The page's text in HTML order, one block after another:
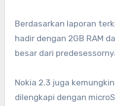
Berdasarkan laporan
hadir dengan 2GB RAM
besar dari
Nokia 2.3 juga
dilengkapi dengan